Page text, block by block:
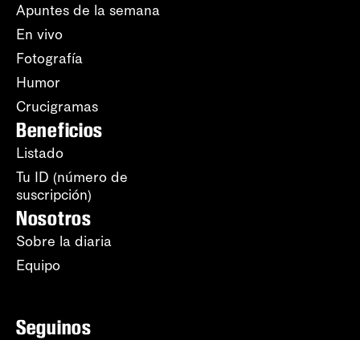
Apuntes de la semana
En vivo
Fotografía
Humor
Crucigramas
Beneficios
Listado
Tu ID (número de
suscripción)
Nosotros
Sobre la diaria
Equipo
Seguinos